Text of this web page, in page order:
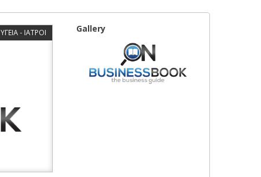
ΥΓΕΙΑ - ΙΑΤΡΟΙ Gallery